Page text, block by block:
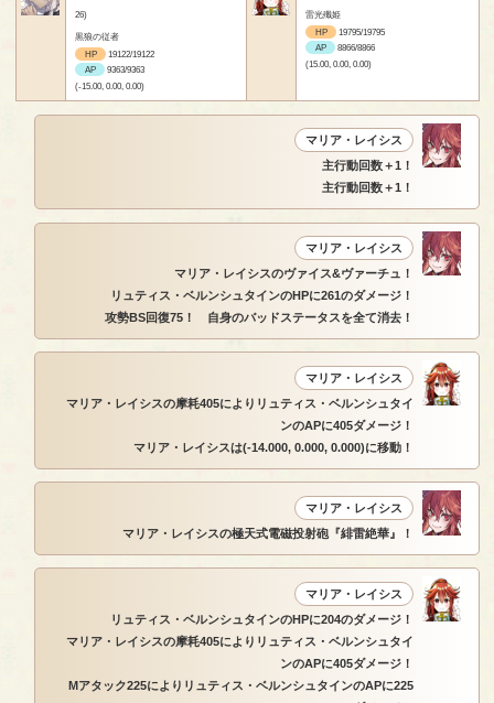
26)
黒狼の従者
HP
19122/19122
AP
9363/9363
(-15.00, 0.00, 0.00)
雷光殲姫
HP
19795/19795
AP
8866/8866
(15.00, 0.00, 0.00)
マリア・レイシス
主行動回数＋1！
主行動回数＋1！
マリア・レイシス
マリア・レイシスのヴァイス&ヴァーチュ！
リュティス・ベルンシュタインのHPに261のダメージ！
攻勢BS回復75！ 自身のバッドステータスを全て消去！
マリア・レイシス
マリア・レイシスの摩耗405によりリュティス・ベルンシュタイ
ンのAPに405ダメージ！
マリア・レイシスは(-14.000, 0.000, 0.000)に移動！
マリア・レイシス
マリア・レイシスの極天式電磁投射砲『緋雷絶華』！
マリア・レイシス
リュティス・ベルンシュタインのHPに204のダメージ！
マリア・レイシスの摩耗405によりリュティス・ベルンシュタイ
ンのAPに405ダメージ！
Mアタック225によりリュティス・ベルンシュタインのAPに225